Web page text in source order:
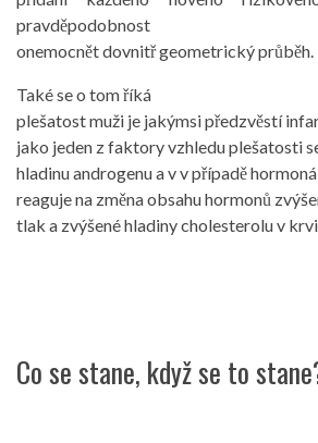
pravděpodobnost
onemocnět dovnitř geometrický průběh.
Také se o tom říká
plešatost muži je jakýmsi předzvěstí
jako jeden z faktory vzhledu plešatosti
hladinu androgenu a v v případě
reaguje na změna obsahu hormonů
tlak a zvýšené hladiny cholesterolu v
Co se stane, když se to